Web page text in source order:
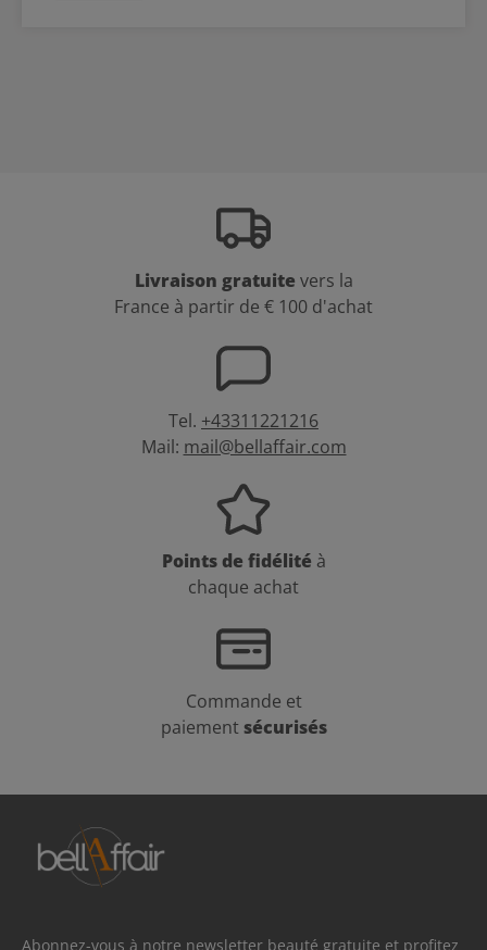
Livraison gratuite vers la
France à partir de € 100 d'achat
Tel. +43311221216
Mail: mail@bellaffair.com
Points de fidélité à
chaque achat
Commande et
paiement sécurisés
Abonnez-vous à notre newsletter beauté gratuite et profitez